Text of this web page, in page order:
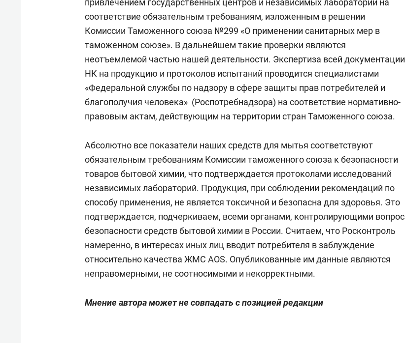
привлечением государственных центров и независимых лабораторий на
соответствие обязательным требованиям, изложенным в решении
Комиссии Таможенного союза №299 «О применении санитарных мер в
таможенном союзе». В дальнейшем такие проверки являются
неотъемлемой частью нашей деятельности. Экспертиза всей документации
НК на продукцию и протоколов испытаний проводится специалистами
«Федеральной службы по надзору в сфере защиты прав потребителей и
благополучия человека» (Роспотребнадзора) на соответствие нормативно-
правовым актам, действующим на территории стран Таможенного союза.
Абсолютно все показатели наших средств для мытья соответствуют
обязательным требованиям Комиссии таможенного союза к безопасности
товаров бытовой химии, что подтверждается протоколами исследований
независимых лабораторий. Продукция, при соблюдении рекомендаций по
способу применения, не является токсичной и безопасна для здоровья. Это
подтверждается, подчеркиваем, всеми органами, контролирующими вопрос
безопасности средств бытовой химии в России. Считаем, что Росконтроль
намеренно, в интересах иных лиц вводит потребителя в заблуждение
относительно качества ЖМС AOS. Опубликованные им данные являются
неправомерными, не соотносимыми и некорректными.
Мнение автора может не совпадать с позицией редакции